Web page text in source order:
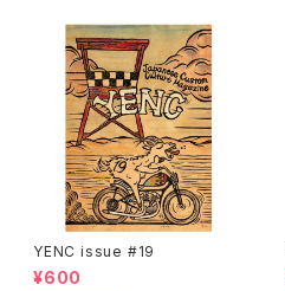
YENC issue #19
¥600